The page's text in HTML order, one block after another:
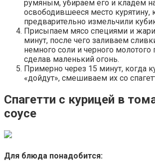
румяным, убираем его и кладем
освободившееся место курятину,
предварительно измельчили
Присыпаем мясо специями и
минут, после чего заливаем
немного соли и черного
сделав маленький огонь.
Примерно через 15 минут, когда
«дойдут», смешиваем их со
Спагетти с курицей в
соусе
Для блюда понадобится: